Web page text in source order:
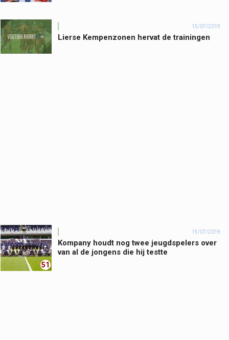
15/07/2019
Lierse Kempenzonen hervat de trainingen
51
15/07/2019
Kompany houdt nog twee jeugdspelers over
van al de jongens die hij testte